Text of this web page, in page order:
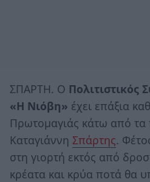
ΣΠΑΡΤΗ. Ο Πολιτιστικός
«Η Νιόβη» έχει επάξια
Πρωτομαγιάς κάτω από τα
Καταγιάννη Σπάρτης.
στη γιορτή εκτός από
κρέατα και κρύα ποτά θα